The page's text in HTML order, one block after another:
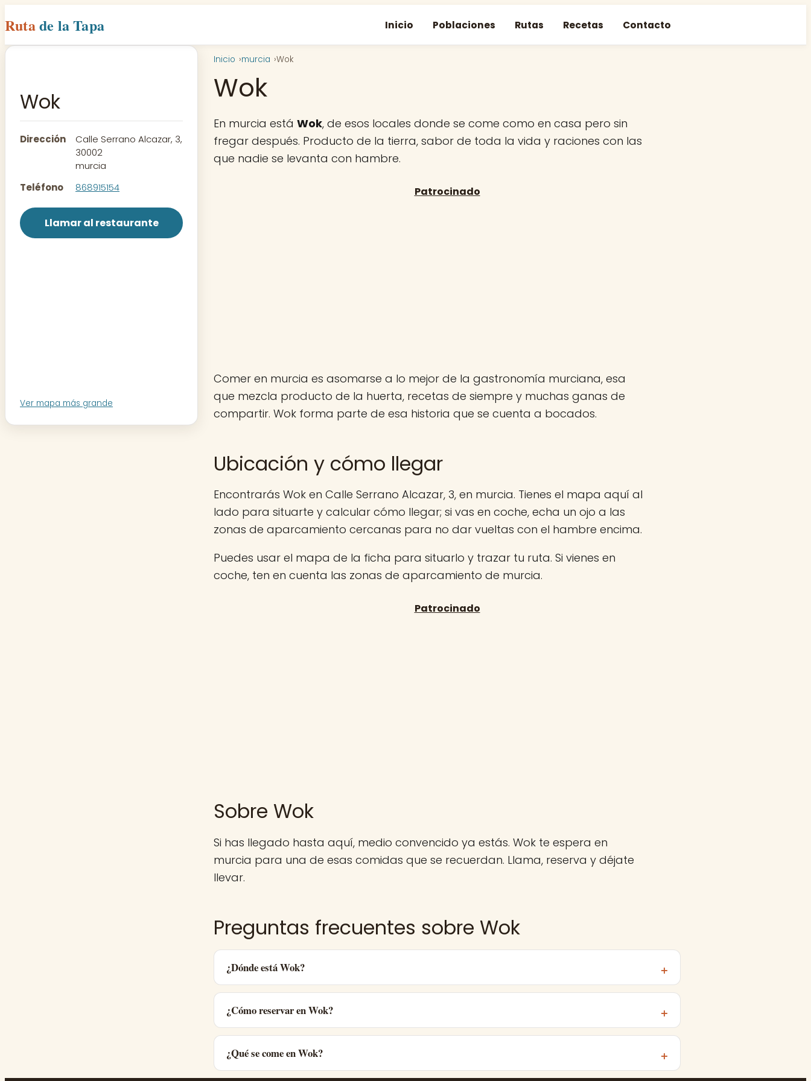
Rutade la Tapa Inicio Poblaciones Rutas Recetas Contacto
Wok
Dirección
Calle Serrano Alcazar, 3,
30002
murcia
Teléfono
868915154
Llamar al restaurante
Ver mapa más grande
Inicio murcia Wok
Wok
En murcia está Wok, de esos locales donde se come como en casa pero sin
fregar después. Producto de la tierra, sabor de toda la vida y raciones con las
que nadie se levanta con hambre.
Comer en murcia es asomarse a lo mejor de la gastronomía murciana, esa
que mezcla producto de la huerta, recetas de siempre y muchas ganas de
compartir. Wok forma parte de esa historia que se cuenta a bocados.
Ubicación y cómo llegar
Encontrarás Wok en Calle Serrano Alcazar, 3, en murcia. Tienes el mapa aquí al
lado para situarte y calcular cómo llegar; si vas en coche, echa un ojo a las
zonas de aparcamiento cercanas para no dar vueltas con el hambre encima.
Puedes usar el mapa de la ficha para situarlo y trazar tu ruta. Si vienes en
coche, ten en cuenta las zonas de aparcamiento de murcia.
Sobre Wok
Si has llegado hasta aquí, medio convencido ya estás. Wok te espera en
murcia para una de esas comidas que se recuerdan. Llama, reserva y déjate
llevar.
Preguntas frecuentes sobre Wok
¿Dónde está Wok?
¿Cómo reservar en Wok?
¿Qué se come en Wok?